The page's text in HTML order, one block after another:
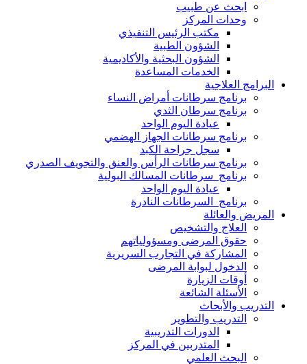
ابحث عن طبيب
وحدات المركز
مكتب الرئيس التنفيذي
الشؤون الطبية
الشؤون البحثية والأكاديمية
الخدمات المساعدة
البرامج العلاجية
برنامج سرطانات أمراض النساء
برنامج سرطان الثدي
عيادة اليوم الواحد
برنامج سرطانات الجهاز الهضمي
سجل جراحة الكبد
برنامج سرطانات الرأس والعنق والتجويف الصدري
برنامج سرطانات المسالك البولية
عيادة اليوم الواحد
برنامج السرطانات النادرة
المريض والعائلة
العلاج والتشخيص
حقوق المرضى ومسؤولياتهم
المشاركة في التجارب السريرية
الدخول لبوابة المرضى
أوقات الزيارة
الأسئلة الشائعة
التدريب والأبحاث
التدريب والتطوير
الدورات التدريبية
المتدربين في المركز
البحث العلمي